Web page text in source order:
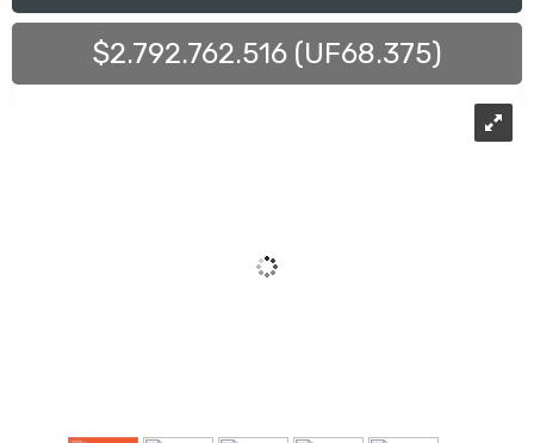
$2.792.762.516 (UF68.375)